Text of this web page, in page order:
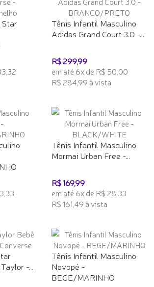
Tênis Infantil Masculino
Adidas Grand Court 3.0 -...
R$ 299,99
em até 6x de R$ 50,00
R$ 284,99 à vista
Tênis Infantil Masculino
Mormai Urban Free -...
R$ 169,99
em até 6x de R$ 28,33
R$ 161,49 à vista
-...
Tênis Infantil Masculino
Novopé -
BEGE/MARINHO